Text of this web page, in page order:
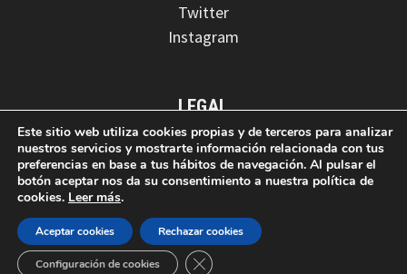
Twitter
Instagram
LEGAL
Aviso legal
Política de privacidad
Este sitio web utiliza cookies propias y de terceros para analizar
nuestros servicios y mostrarte información relacionada con tus
preferencias en base a tus hábitos de navegación. Al pulsar el
botón aceptar nos da su consentimiento a nuestra política de
cookies. Leer más.
Aceptar cookies Rechazar cookies
Configuración de cookies CERRAR EL BANNER DE